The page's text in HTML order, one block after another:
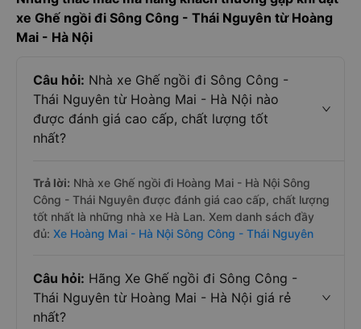
xe Ghế ngồi đi Sông Công - Thái Nguyên từ Hoàng
Mai - Hà Nội
Câu hỏi: Nhà xe Ghế ngồi đi Sông Công -
Thái Nguyên từ Hoàng Mai - Hà Nội nào
được đánh giá cao cấp, chất lượng tốt
nhất?
Trả lời: Nhà xe Ghế ngồi đi Hoàng Mai - Hà Nội Sông
Công - Thái Nguyên được đánh giá cao cấp, chất lượng
tốt nhất là những nhà xe Hà Lan. Xem danh sách đầy
đủ: Xe Hoàng Mai - Hà Nội Sông Công - Thái Nguyên
Câu hỏi: Hãng Xe Ghế ngồi đi Sông Công -
Thái Nguyên từ Hoàng Mai - Hà Nội giá rẻ
nhất?